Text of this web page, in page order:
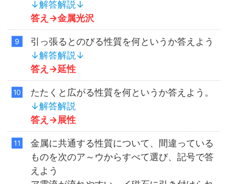
↓解答解説↓
答え→金属光沢
引っ張るとのびる性質を何というか答えよう
↓解答解説↓
答え→延性
たたくと広がる性質を何というか答えよう。
↓解答解説
答え→展性
金属に共通する性質について、間違っている
ものを次のア～ウからすべて選び、記号で答
えよう